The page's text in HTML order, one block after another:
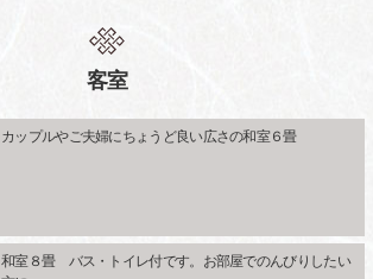
客室
カップルやご夫婦にちょうど良い広さの和室６畳
和室８畳 バス・トイレ付です。お部屋でのんびりしたい